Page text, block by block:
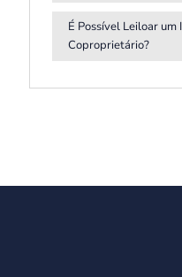
É Possível Leiloar um
Coproprietário?